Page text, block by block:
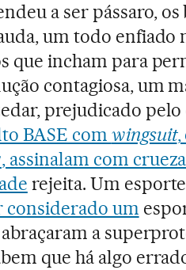
a ser pássaro, os
um todo enfiado
que incham para
contagiosa, um
prejudicado pelo
BASE com wingsuit,
, assinalam com
rejeita. Um
considerado um
a
que há algo